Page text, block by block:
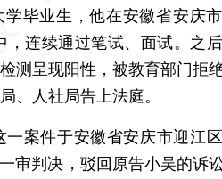
毕业生，他在安徽省安庆
，连续通过笔试、面试。之
测呈现阳性，被教育部门拒
、人社局告上法庭。
案件于安徽省安庆市迎江
审判决，驳回原告小吴的诉